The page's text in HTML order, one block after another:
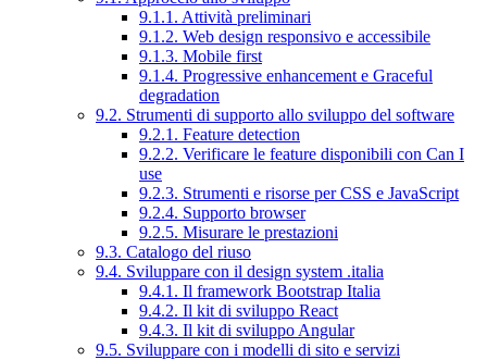
9.1.1. Attività preliminari
9.1.2. Web design responsivo e accessibile
9.1.3. Mobile first
9.1.4. Progressive enhancement e Graceful
degradation
9.2. Strumenti di supporto allo sviluppo del software
9.2.1. Feature detection
9.2.2. Verificare le feature disponibili con Can I
use
9.2.3. Strumenti e risorse per CSS e JavaScript
9.2.4. Supporto browser
9.2.5. Misurare le prestazioni
9.3. Catalogo del riuso
9.4. Sviluppare con il design system .italia
9.4.1. Il framework Bootstrap Italia
9.4.2. Il kit di sviluppo React
9.4.3. Il kit di sviluppo Angular
9.5. Sviluppare con i modelli di sito e servizi